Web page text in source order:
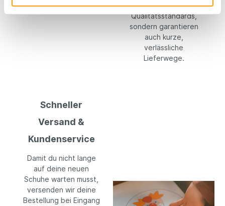
strengen
Qualitätsstandards,
sondern garantieren
auch kurze,
verlässliche
Lieferwege.
Schneller
Versand &
Kundenservice
Damit du nicht lange
auf deine neuen
Schuhe warten musst,
versenden wir deine
Bestellung bei Eingang